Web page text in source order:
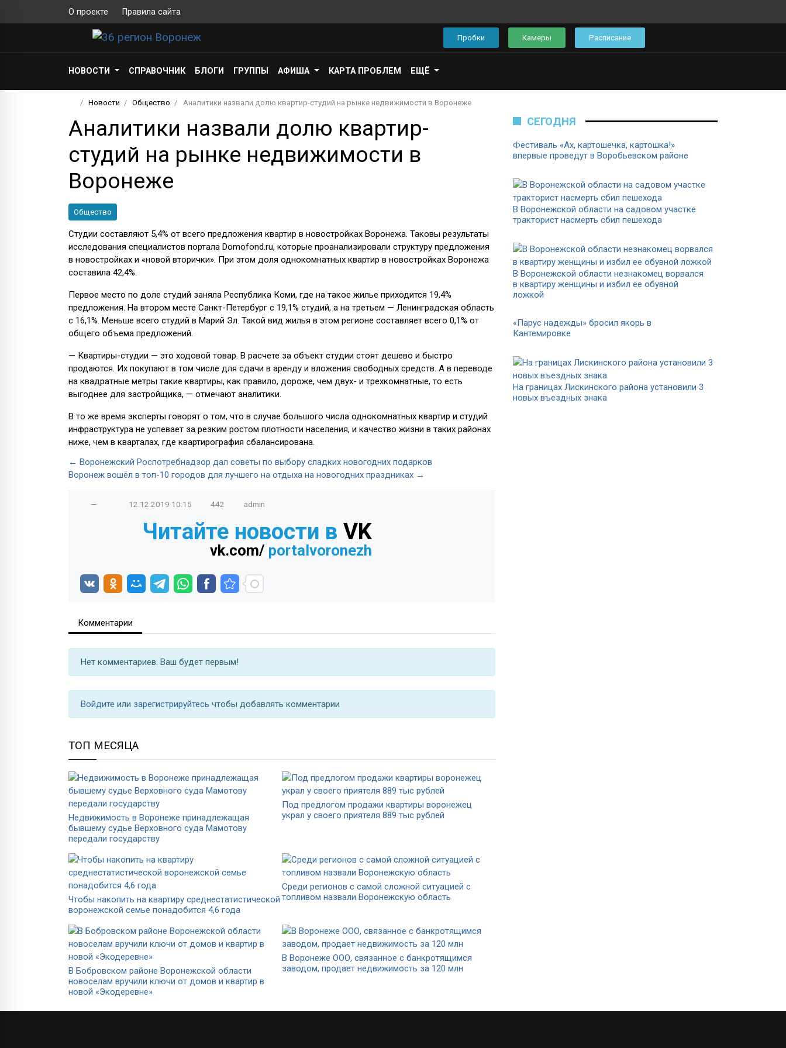
О проекте Правила сайта
Пробки Камеры Расписание
НОВОСТИ СПРАВОЧНИК БЛОГИ ГРУППЫ АФИША КАРТА ПРОБЛЕМ ЕЩЁ
Новости Общество Аналитики назвали долю квартир-студий на рынке недвижимости в Воронеже
Аналитики назвали долю квартир-
студий на рынке недвижимости в
Воронеже
Общество
Студии составляют 5,4% от всего предложения квартир в новостройках Воронежа. Таковы результаты
исследования специалистов портала Domofond.ru, которые проанализировали структуру предложения
в новостройках и «новой вторички». При этом доля однокомнатных квартир в новостройках Воронежа
составила 42,4%.
Первое место по доле студий заняла Республика Коми, где на такое жилье приходится 19,4%
предложения. На втором месте Санкт-Петербург с 19,1% студий, а на третьем — Ленинградская область
с 16,1%. Меньше всего студий в Марий Эл. Такой вид жилья в этом регионе составляет всего 0,1% от
общего объема предложений.
— Квартиры-студии — это ходовой товар. В расчете за объект студии стоят дешево и быстро
продаются. Их покупают в том числе для сдачи в аренду и вложения свободных средств. А в переводе
на квадратные метры такие квартиры, как правило, дороже, чем двух- и трехкомнатные, то есть
выгоднее для застройщика, — отмечают аналитики.
В то же время эксперты говорят о том, что в случае большого числа однокомнатных квартир и студий
инфраструктура не успевает за резким ростом плотности населения, и качество жизни в таких районах
ниже, чем в кварталах, где квартирография сбалансирована.
← Воронежский Роспотребнадзор дал советы по выбору сладких новогодних подарков
Воронеж вошёл в топ-10 городов для лучшего на отдыха на новогодних праздниках →
— 12.12.2019 10:15 442 admin
Читайте новости в VK
vk.com/ portalvoronezh
Комментарии
Нет комментариев. Ваш будет первым!
Войдите или зарегистрируйтесь чтобы добавлять комментарии
ТОП МЕСЯЦА
Недвижимость в Воронеже принадлежащая
бывшему судье Верховного суда Мамотову
передали государству
Под предлогом продажи квартиры воронежец
украл у своего приятеля 889 тыс рублей
Чтобы накопить на квартиру среднестатистической
воронежской семье понадобится 4,6 года
Среди регионов с самой сложной ситуацией с
топливом назвали Воронежскую область
В Бобровском районе Воронежской области
новоселам вручили ключи от домов и квартир в
новой «Экодеревне»
В Воронеже ООО, связанное с банкротящимся
заводом, продает недвижимость за 120 млн
СЕГОДНЯ
Фестиваль «Ах, картошечка, картошка!»
впервые проведут в Воробьевском районе
В Воронежской области на садовом участке
тракторист насмерть сбил пешехода
В Воронежской области незнакомец ворвался
в квартиру женщины и избил ее обувной
ложкой
«Парус надежды» бросил якорь в
Кантемировке
На границах Лискинского района установили 3
новых въездных знака